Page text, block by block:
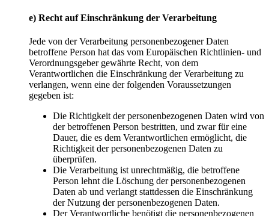
e) Recht auf Einschränkung der Verarbeitung
Jede von der Verarbeitung personenbezogener Daten
betroffene Person hat das vom Europäischen Richtlinien- und
Verordnungsgeber gewährte Recht, von dem
Verantwortlichen die Einschränkung der Verarbeitung zu
verlangen, wenn eine der folgenden Voraussetzungen
gegeben ist:
Die Richtigkeit der personenbezogenen Daten wird von
der betroffenen Person bestritten, und zwar für eine
Dauer, die es dem Verantwortlichen ermöglicht, die
Richtigkeit der personenbezogenen Daten zu
überprüfen.
Die Verarbeitung ist unrechtmäßig, die betroffene
Person lehnt die Löschung der personenbezogenen
Daten ab und verlangt stattdessen die Einschränkung
der Nutzung der personenbezogenen Daten.
Der Verantwortliche benötigt die personenbezogenen